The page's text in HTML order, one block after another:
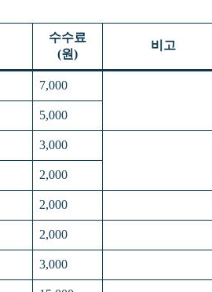
수수료
(원)
비고
7,000
5,000
3,000
2,000
2,000
2,000
3,000